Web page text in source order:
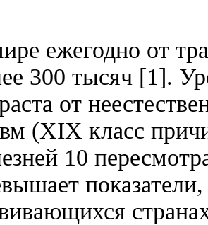
ежегодно от
300 тысяч [1].
от
(XIX класс
10